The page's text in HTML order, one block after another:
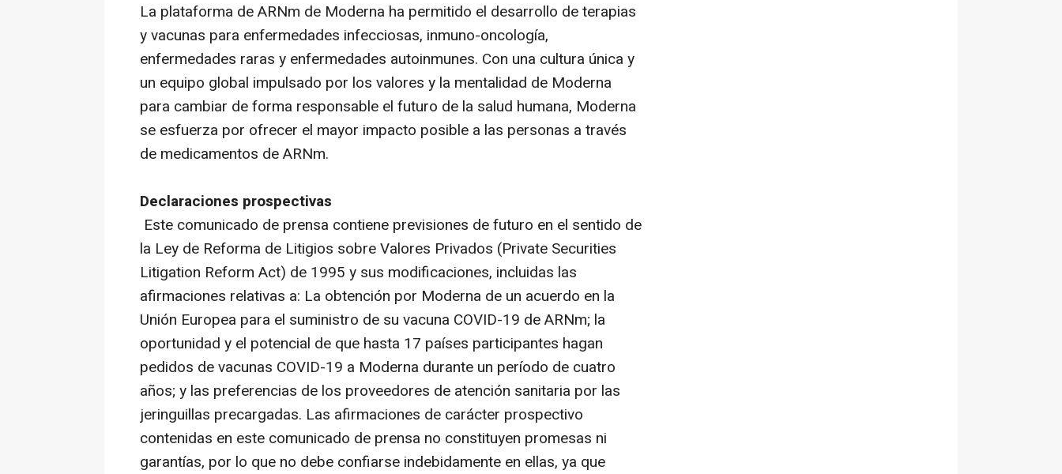
La plataforma de ARNm de Moderna ha permitido el desarrollo de terapias
y vacunas para enfermedades infecciosas, inmuno-oncología,
enfermedades raras y enfermedades autoinmunes. Con una cultura única y
un equipo global impulsado por los valores y la mentalidad de Moderna
para cambiar de forma responsable el futuro de la salud humana, Moderna
se esfuerza por ofrecer el mayor impacto posible a las personas a través
de medicamentos de ARNm.
Declaraciones prospectivas
Este comunicado de prensa contiene previsiones de futuro en el sentido de
la Ley de Reforma de Litigios sobre Valores Privados (Private Securities
Litigation Reform Act) de 1995 y sus modificaciones, incluidas las
afirmaciones relativas a: La obtención por Moderna de un acuerdo en la
Unión Europea para el suministro de su vacuna COVID-19 de ARNm; la
oportunidad y el potencial de que hasta 17 países participantes hagan
pedidos de vacunas COVID-19 a Moderna durante un período de cuatro
años; y las preferencias de los proveedores de atención sanitaria por las
jeringuillas precargadas. Las afirmaciones de carácter prospectivo
contenidas en este comunicado de prensa no constituyen promesas ni
garantías, por lo que no debe confiarse indebidamente en ellas, ya que